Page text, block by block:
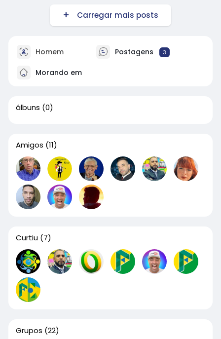
Carregar mais posts
Homem Postagens 3
Morando em
álbuns (0)
Amigos (11)
Curtiu (7)
Grupos (22)